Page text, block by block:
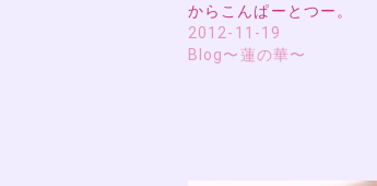
からこんぱーとつー。
2012-11-19
Blog〜蓮の華〜